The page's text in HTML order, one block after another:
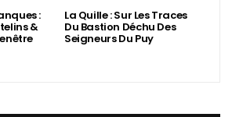
:
&
La Quille : Sur Les Traces
Du Bastion Déchu Des
Seigneurs Du Puy